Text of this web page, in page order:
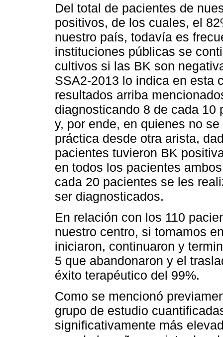
Del total de pacientes de
positivos, de los cuales, el
nuestro país, todavía es
instituciones públicas se
cultivos si las BK son
SSA2-2013 lo indica en esta
resultados arriba
diagnosticando 8 de cada 10
y, por ende, en quienes no
práctica desde otra arista,
pacientes tuvieron BK
en todos los pacientes
cada 20 pacientes se les
ser diagnosticados.
En relación con los 110
nuestro centro, si tomamos
iniciaron, continuaron y
5 que abandonaron y el
éxito terapéutico del 99%.
Como se mencionó
grupo de estudio
significativamente más